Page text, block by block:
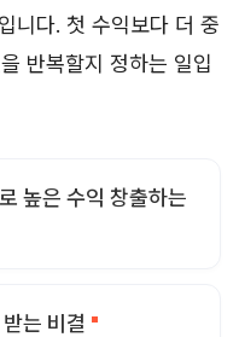
니다. 첫 수익보다 더 중
반복할지 정하는 일입
높은 수익 창출하는
는 비결